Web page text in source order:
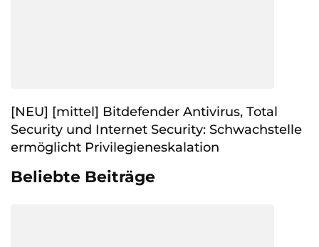
[NEU] [mittel] Bitdefender Antivirus, Total
Security und Internet Security: Schwachstelle
ermöglicht Privilegieneskalation
Beliebte Beiträge